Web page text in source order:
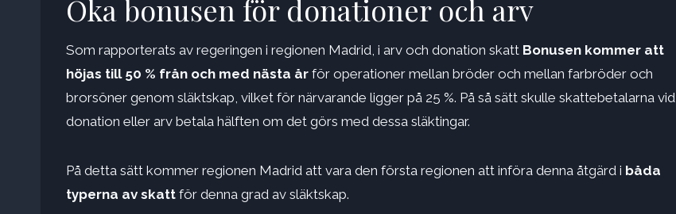
Öka bonusen för donationer och arv
Som rapporterats av regeringen i regionen Madrid, i arv och donation skatt Bonusen kommer att
höjas till 50 % från och med nästa år för operationer mellan bröder och mellan farbröder och
brorsöner genom släktskap, vilket för närvarande ligger på 25 %. På så sätt skulle skattebetalarna vid
donation eller arv betala hälften om det görs med dessa släktingar.
På detta sätt kommer regionen Madrid att vara den första regionen att införa denna åtgärd i båda
typerna av skatt för denna grad av släktskap.